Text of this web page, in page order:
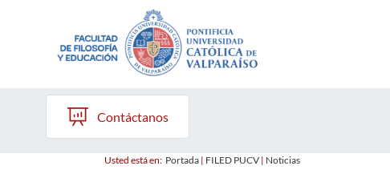
Contáctanos
Usted está en: Portada| FILED PUCV| Noticias